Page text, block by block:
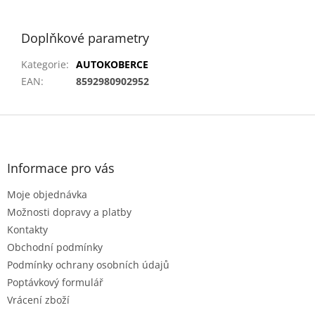
Doplňkové parametry
Kategorie: AUTOKOBERCE
EAN: 8592980902952
Z
Informace pro vás
Moje objednávka
Možnosti dopravy a platby
Kontakty
Obchodní podmínky
Podmínky ochrany osobních údajů
Poptávkový formulář
Vrácení zboží